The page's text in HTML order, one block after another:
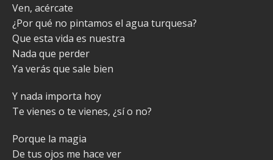
Ven, acércate
¿Por qué no pintamos el agua turquesa?
Que esta vida es nuestra
Nada que perder
Ya verás que sale bien
Y nada importa hoy
Te vienes o te vienes, ¿sí o no?
Porque la magia
De tus ojos me hace ver